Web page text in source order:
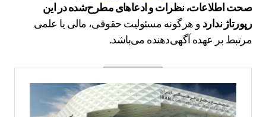
صحت اطلاعات، نظرات و ادعاهای مطرح‌شده در این
رپورتاژ ندارد و هرگونه مسئولیت حقوقی، مالی یا علمی
مرتبط بر عهده آگهی‌دهنده می‌باشد.